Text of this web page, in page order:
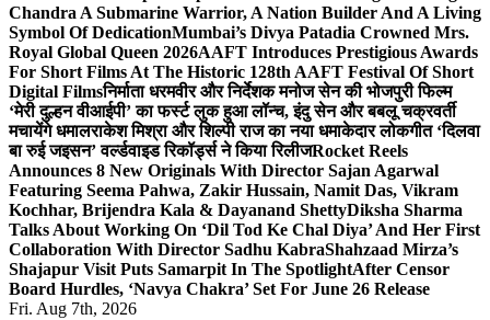
Chandra A Submarine Warrior, A Nation Builder And A Living
Symbol Of DedicationMumbai’s Divya Patadia Crowned Mrs.
Royal Global Queen 2026AAFT Introduces Prestigious Awards
For Short Films At The Historic 128th AAFT Festival Of Short
Digital Filmsनिर्माता धरमवीर और निर्देशक मनोज सेन की भोजपुरी फिल्म
‘मेरी दुल्हन वीआईपी’ का फर्स्ट लुक हुआ लॉन्च, इंदु सेन और बबलू चक्रवर्ती
मचायेंगे धमालराकेश मिश्रा और शिल्पी राज का नया धमाकेदार लोकगीत ‘दिलवा
बा रुई जइसन’ वर्ल्डवाइड रिकॉर्ड्स ने किया रिलीजRocket Reels
Announces 8 New Originals With Director Sajan Agarwal
Featuring Seema Pahwa, Zakir Hussain, Namit Das, Vikram
Kochhar, Brijendra Kala & Dayanand ShettyDiksha Sharma
Talks About Working On ‘Dil Tod Ke Chal Diya’ And Her First
Collaboration With Director Sadhu KabraShahzaad Mirza’s
Shajapur Visit Puts Samarpit In The SpotlightAfter Censor
Board Hurdles, ‘Navya Chakra’ Set For June 26 Release
Fri. Aug 7th, 2026